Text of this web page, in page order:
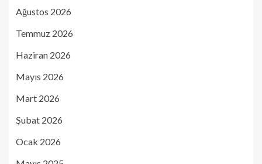
Ağustos 2026
Temmuz 2026
Haziran 2026
Mayıs 2026
Mart 2026
Şubat 2026
Ocak 2026